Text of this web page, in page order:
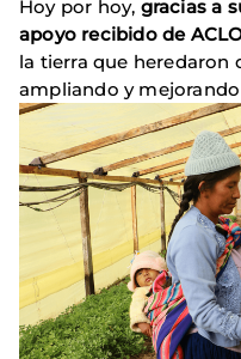
Hoy por hoy, gracias a
apoyo recibido de
la tierra que heredaron
ampliando y